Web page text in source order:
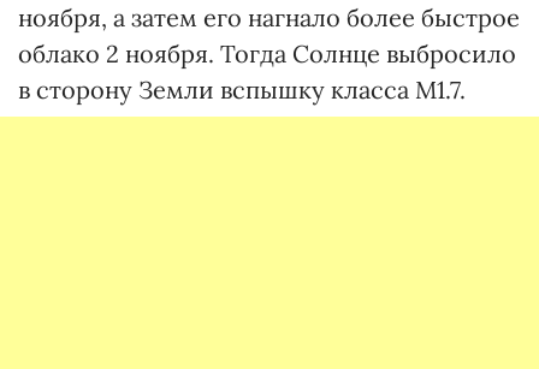
ноября, а затем его нагнало более быстрое
облако 2 ноября. Тогда Солнце выбросило
в сторону Земли вспышку класса М1.7.